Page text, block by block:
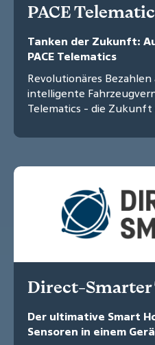
PACE
Tanken der Zukunft:
PACE Telematics
Revolutionäres
intelligente
Telematics - die Zukunft
Direct-Smarter
Der ultimative Smart
Sensoren in einem